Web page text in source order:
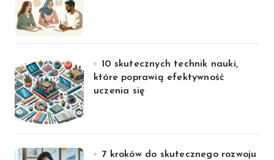
10 skutecznych technik nauki,
które poprawią efektywność
uczenia się
7 kroków do skutecznego rozwoju